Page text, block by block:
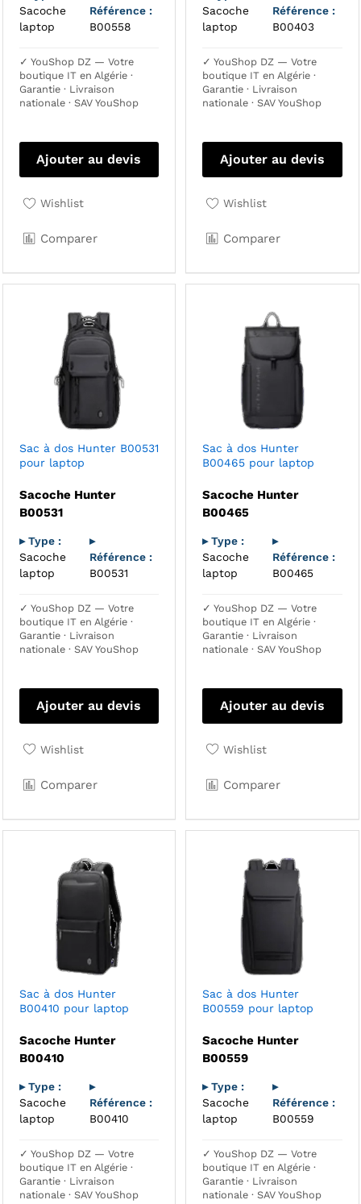
Sacoche
laptop
Référence :
B00558
✓ YouShop DZ — Votre
boutique IT en Algérie ·
Garantie · Livraison
nationale · SAV YouShop
Ajouter au devis
Wishlist
Comparer
Sacoche
laptop
Référence :
B00403
✓ YouShop DZ — Votre
boutique IT en Algérie ·
Garantie · Livraison
nationale · SAV YouShop
Ajouter au devis
Wishlist
Comparer
Sac à dos Hunter B00531
pour laptop
Sacoche Hunter
B00531
▸ Type :
Sacoche
laptop
▸
Référence :
B00531
✓ YouShop DZ — Votre
boutique IT en Algérie ·
Garantie · Livraison
nationale · SAV YouShop
Ajouter au devis
Wishlist
Comparer
Sac à dos Hunter
B00465 pour laptop
Sacoche Hunter
B00465
▸ Type :
Sacoche
laptop
▸
Référence :
B00465
✓ YouShop DZ — Votre
boutique IT en Algérie ·
Garantie · Livraison
nationale · SAV YouShop
Ajouter au devis
Wishlist
Comparer
Sac à dos Hunter
B00410 pour laptop
Sacoche Hunter
B00410
▸ Type :
Sacoche
laptop
▸
Référence :
B00410
✓ YouShop DZ — Votre
boutique IT en Algérie ·
Garantie · Livraison
nationale · SAV YouShop
Sac à dos Hunter
B00559 pour laptop
Sacoche Hunter
B00559
▸ Type :
Sacoche
laptop
▸
Référence :
B00559
✓ YouShop DZ — Votre
boutique IT en Algérie ·
Garantie · Livraison
nationale · SAV YouShop